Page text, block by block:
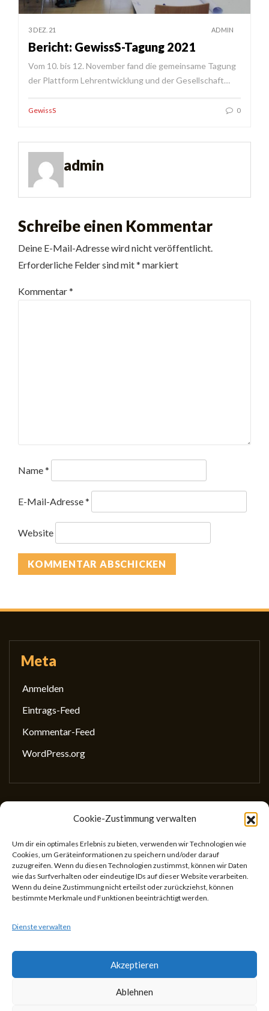
Cookie-Zustimmung verwalten
Um dir ein optimales Erlebnis zu bieten, verwenden wir Technologien wie
Cookies, um Geräteinformationen zu speichern und/oder darauf
zuzugreifen. Wenn du diesen Technologien zustimmst, können wir Daten
wie das Surfverhalten oder eindeutige IDs auf dieser Website verarbeiten.
Wenn du deine Zustimmung nicht erteilst oder zurückziehst, können
bestimmte Merkmale und Funktionen beeinträchtigt werden.
Dienste verwalten
Akzeptieren
Ablehnen
3 DEZ. 21 ADMIN
Bericht: GewissS-Tagung 2021
Vom 10. bis 12. November fand die gemeinsame Tagung
der Plattform Lehrentwicklung und der Gesellschaft…
GewissS 0
admin
Schreibe einen Kommentar
Deine E-Mail-Adresse wird nicht veröffentlicht.
Erforderliche Felder sind mit* markiert
Kommentar*
Name*
E-Mail-Adresse*
Website
Meta
Anmelden
Eintrags-Feed
Kommentar-Feed
WordPress.org
Gesellschaft für wissenschaftliches Schreiben
(GewissS)
ZVR: 746433059
Center for Teaching and Learning
Universitätsstr. 5